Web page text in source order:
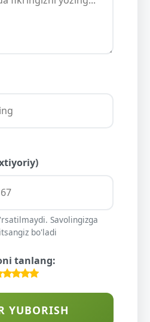
Savolingizga
bo'ladi
tanlang:
YUBORISH